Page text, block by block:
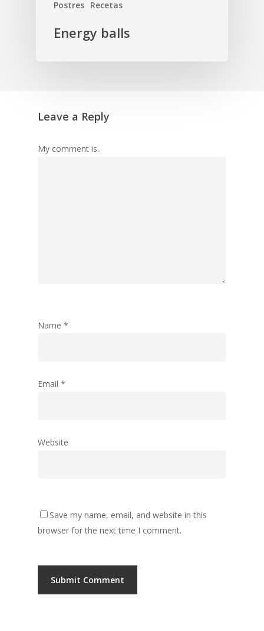
Postres Recetas
Energy balls
Leave a Reply
My comment is..
Name *
Email *
Website
Save my name, email, and website in this
browser for the next time I comment.